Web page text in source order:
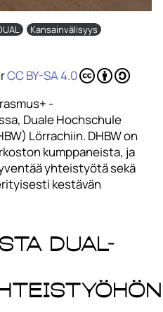
Kansainvälisyys
CC BY-SA 4.0
-
Duale Hochschule
Lörrachiin. DHBW on
kumppaneista, ja
yhteistyötä sekä
kestävän
dual-